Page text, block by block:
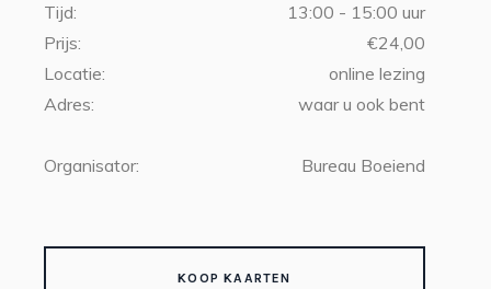
Tijd:
13:00 - 15:00 uur
Prijs:
€24,00
Locatie:
online lezing
Adres:
waar u ook bent
Organisator: Bureau Boeiend
KOOP KAARTEN